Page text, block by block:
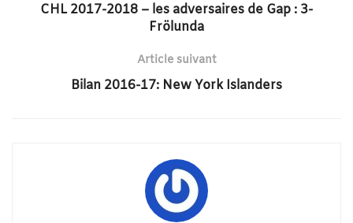
CHL 2017-2018 – les adversaires de Gap : 3-
Frölunda
Article suivant
Bilan 2016-17: New York Islanders